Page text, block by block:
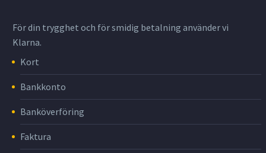
För din trygghet och för smidig betalning använder vi
Klarna.
Kort
Bankkonto
Banköverföring
Faktura